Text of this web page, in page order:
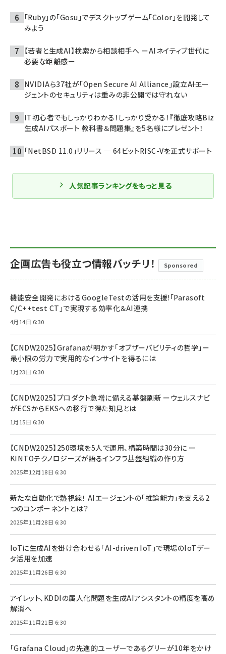
「Ruby」の「Gosu」でデスクトップゲーム「Color」を開発して
みよう
【若者と生成AI】検索から相談相手へ ーAIネイティブ世代に
必要な距離感ー
NVIDIAら37社が「Open Secure AI Alliance」設立――AIエー
ジェントのセキュリティは重みの非公開では守れない
IT初心者でもしっかりわかる！しっかり受かる！『徹底攻略Biz
生成AIパスポート 教科書＆問題集』を5名様にプレゼント！
「NetBSD 11.0」リリース ─ 64ビットRISC-Vを正式サポート
人気記事ランキングをもっと見る
企画広告も役立つ情報バッチリ！ Sponsored
機能安全開発におけるGoogleTestの活用を支援!「Parasoft
C/C++test CT」で実現する効率化＆AI連携
4月14日 6:30
【CNDW2025】Grafanaが明かす「オブザーバビリティの哲学」ー
最小限の労力で実用的なインサイトを得るには
1月23日 6:30
【CNDW2025】プロダクト急増に備える基盤刷新 ーウェルスナビ
がECSからEKSへの移行で得た知見とは
1月15日 6:30
【CNDW2025】250環境を5人で運用、構築時間は30分に ー
KINTOテクノロジーズが語るインフラ基盤組織の作り方
2025年12月18日 6:30
新たな自動化で熱視線！ AIエージェントの「推論能力」を支える2
つのコンポーネントとは？
2025年11月28日 6:30
IoTに生成AIを掛け合わせる「AI-driven IoT」で現場のIoTデー
タ活用を加速
2025年11月26日 6:30
アイレット、KDDIの属人化問題を生成AIアシスタントの精度を高め
解消へ
2025年11月21日 6:30
「Grafana Cloud」の先進的ユーザーであるグリーが10年をかけ